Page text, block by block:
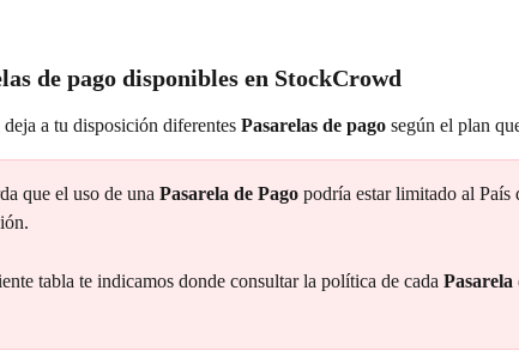
de pago disponibles en StockCrowd
deja a tu disposición diferentes Pasarelas de pago según el plan
que el uso de una Pasarela de Pago podría estar limitado al País
tabla te indicamos donde consultar la política de cada Pasarela